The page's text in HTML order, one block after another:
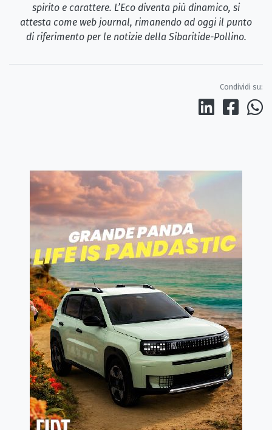
spirito e carattere. L’Eco diventa più dinamico, si
attesta come web journal, rimanendo ad oggi il punto
di riferimento per le notizie della Sibaritide-Pollino.
Condividi su: